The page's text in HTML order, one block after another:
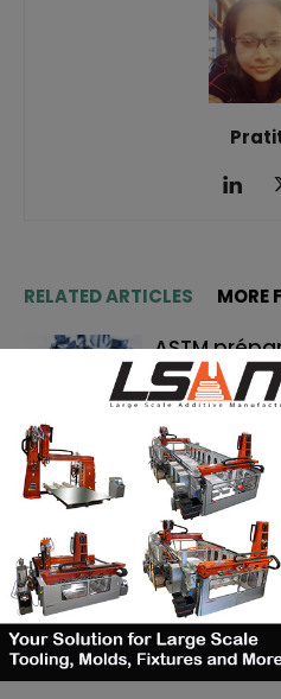
RELATED ARTICLES MORE
ASTM
pour les
imprimées
TE
de cathéters
Le bon
fabricants
lancer, et
doivent